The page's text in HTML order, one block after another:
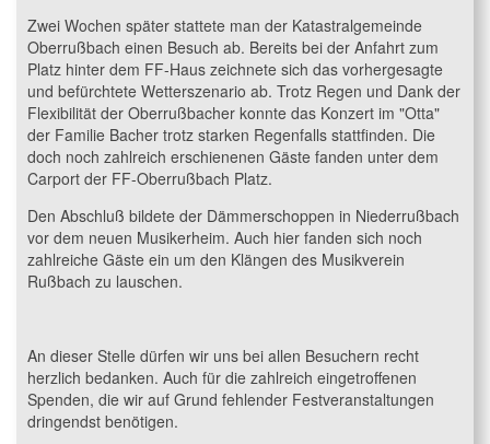
Zwei Wochen später stattete man der Katastralgemeinde
Oberrußbach einen Besuch ab. Bereits bei der Anfahrt zum
Platz hinter dem FF-Haus zeichnete sich das vorhergesagte
und befürchtete Wetterszenario ab. Trotz Regen und Dank der
Flexibilität der Oberrußbacher konnte das Konzert im "Otta"
der Familie Bacher trotz starken Regenfalls stattfinden. Die
doch noch zahlreich erschienenen Gäste fanden unter dem
Carport der FF-Oberrußbach Platz.
Den Abschluß bildete der Dämmerschoppen in Niederrußbach
vor dem neuen Musikerheim. Auch hier fanden sich noch
zahlreiche Gäste ein um den Klängen des Musikverein
Rußbach zu lauschen.
An dieser Stelle dürfen wir uns bei allen Besuchern recht
herzlich bedanken. Auch für die zahlreich eingetroffenen
Spenden, die wir auf Grund fehlender Festveranstaltungen
dringendst benötigen.